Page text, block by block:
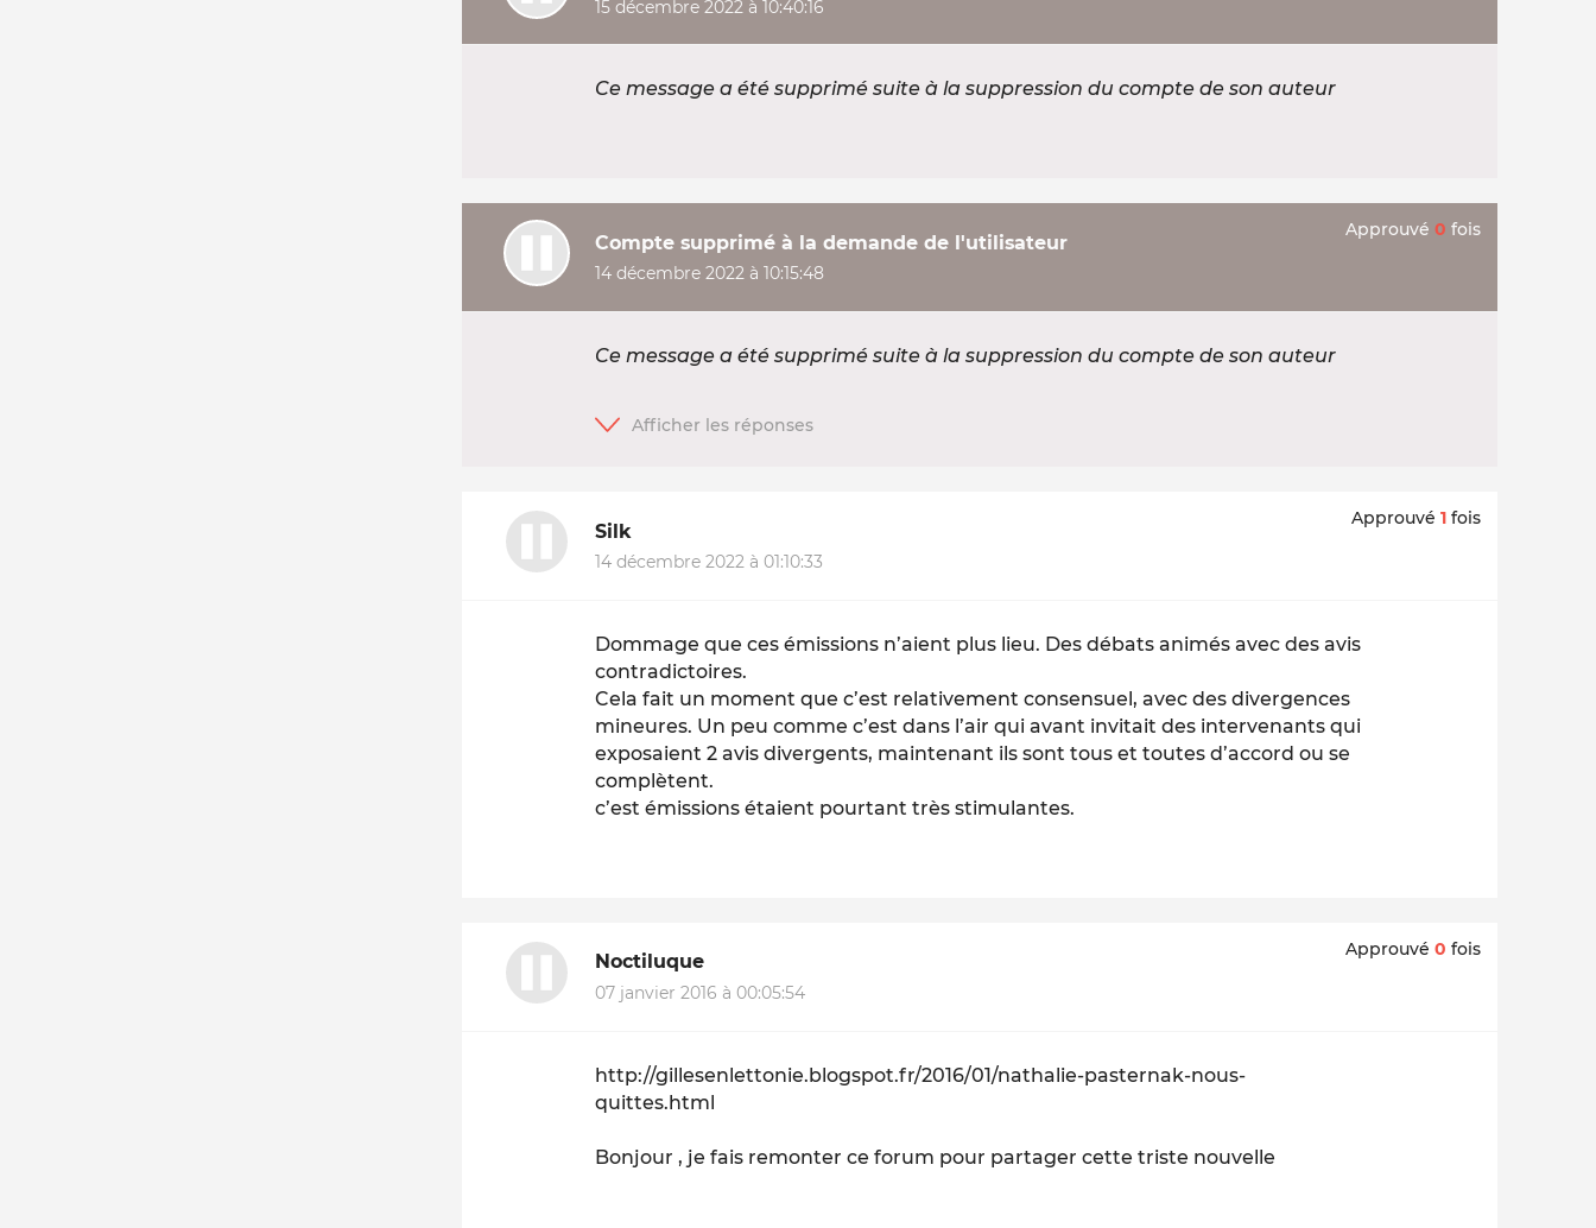
15 décembre 2022 à 10:40:16
Ce message a été supprimé suite à la suppression du compte de son auteur
Compte supprimé à la demande de l'utilisateur
14 décembre 2022 à 10:15:48
Approuvé 0 fois
Ce message a été supprimé suite à la suppression du compte de son auteur
Silk
14 décembre 2022 à 01:10:33
Approuvé 1 fois
Dommage que ces émissions n’aient plus lieu. Des débats animés avec des avis
contradictoires.
Cela fait un moment que c’est relativement consensuel, avec des divergences
mineures. Un peu comme c’est dans l’air qui avant invitait des intervenants qui
exposaient 2 avis divergents, maintenant ils sont tous et toutes d’accord ou se
complètent.
c’est émissions étaient pourtant très stimulantes.
Noctiluque
07 janvier 2016 à 00:05:54
Approuvé 0 fois
http://gillesenlettonie.blogspot.fr/2016/01/nathalie-pasternak-nous-
quittes.html
Bonjour , je fais remonter ce forum pour partager cette triste nouvelle